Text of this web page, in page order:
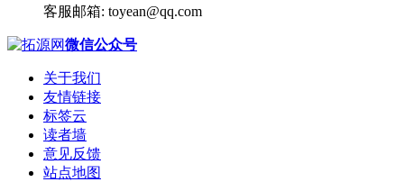
客服邮箱: toyean@qq.com
微信公众号
关于我们
友情链接
标签云
读者墙
意见反馈
站点地图